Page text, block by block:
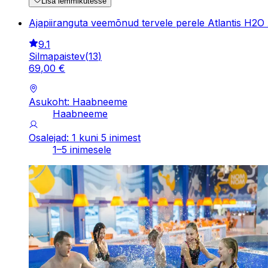
Ajapiiranguta veemõnud tervele perele Atlantis H2O
9.1
Silmapaistev(13)
69,00 €
Asukoht: Haabneeme
Haabneeme
Osalejad: 1 kuni 5 inimest
1–5 inimesele